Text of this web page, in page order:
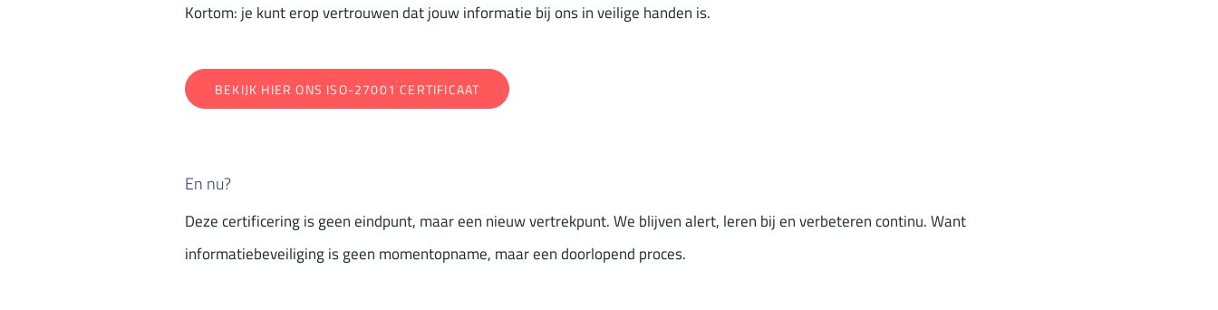
Kortom: je kunt erop vertrouwen dat jouw informatie bij ons in veilige handen is.
BEKIJK HIER ONS ISO-27001 CERTIFICAAT
En nu?
Deze certificering is geen eindpunt, maar een nieuw vertrekpunt. We blijven alert, leren bij en verbeteren continu. Want
informatiebeveiliging is geen momentopname, maar een doorlopend proces.